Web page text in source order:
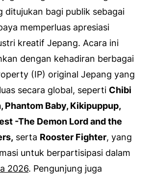
ditujukan bagi publik sebagai
memperluas apresiasi
kreatif Jepang. Acara ini
dengan kehadiran berbagai
(IP) original Jepang yang
secara global, seperti Chibi
Phantom Baby, Kikipuppup,
-The Demon Lord and the
serta Rooster Fighter, yang
untuk berpartisipasi dalam
2026. Pengunjung juga